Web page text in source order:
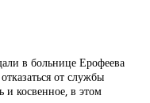
в больнице Ерофеева
от службы
и косвенное, в этом